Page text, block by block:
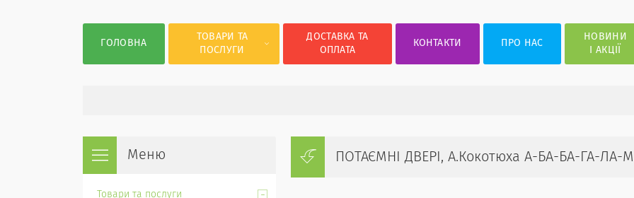
ГОЛОВНА
ТОВАРИ ТА
ПОСЛУГИ
ДОСТАВКА ТА
ОПЛАТА
КОНТАКТИ ПРО НАС
НОВИНИ
І АКЦІЇ
ПОТАЄМНІ ДВЕРІ, А.Кокотюха А-БА-БА-ГА-ЛА-
Товари та послуги